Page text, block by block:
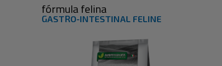
fórmula felina
GASTRO-INTESTINAL FELINE